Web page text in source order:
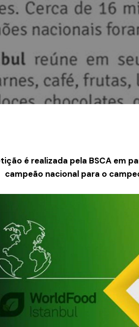
é realizada pela BSCA em
campeão nacional para o